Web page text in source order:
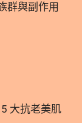
PC）
兒胚胎發育
關 大腦的
孕期高膽鹼
群與副作用
大抗老美肌